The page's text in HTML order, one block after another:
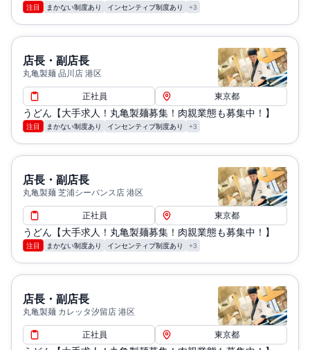
注目 まかない制度あり インセンティブ制度あり +3
店長・副店長
丸亀製麺 品川店 港区
正社員 東京都
うどん【大手求人！丸亀製麺募集！肉親業態も募集中！】
注目 まかない制度あり インセンティブ制度あり +3
店長・副店長
丸亀製麺 芝浦シーバンス店 港区
正社員 東京都
うどん【大手求人！丸亀製麺募集！肉親業態も募集中！】
注目 まかない制度あり インセンティブ制度あり +3
店長・副店長
丸亀製麺 カレッタ汐留店 港区
正社員 東京都